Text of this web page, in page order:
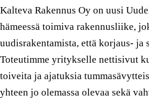
Kalteva Rakennus Oy on uusi
hämeessä toimiva rakennusliike,
uudisrakentamista, että korjaus- ja
Toteutimme yritykselle nettisivut
toiveita ja ajatuksia
yhteen jo olemassa olevaa sekä